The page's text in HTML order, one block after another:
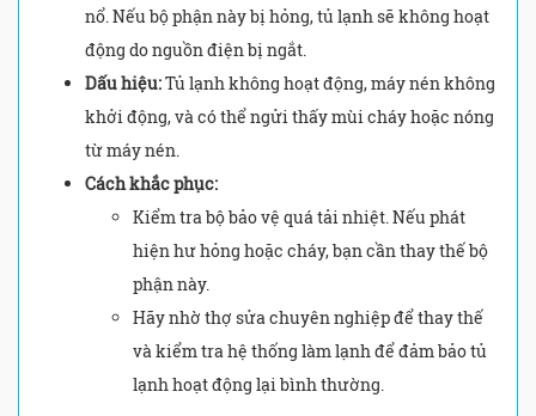
nổ. Nếu bộ phận này bị hỏng, tủ lạnh sẽ không hoạt
động do nguồn điện bị ngắt.
Dấu hiệu:Tủ lạnh không hoạt động, máy nén không
khởi động, và có thể ngửi thấy mùi cháy hoặc nóng
từ máy nén.
Cách khắc phục:
Kiểm tra bộ bảo vệ quá tải nhiệt. Nếu phát
hiện hư hỏng hoặc cháy, bạn cần thay thế bộ
phận này.
Hãy nhờ thợ sửa chuyên nghiệp để thay thế
và kiểm tra hệ thống làm lạnh để đảm bảo tủ
lạnh hoạt động lại bình thường.